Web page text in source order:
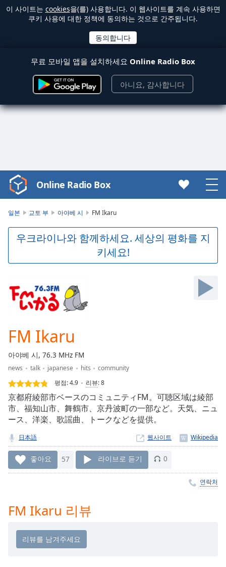
이 사이트는 cookies을(를) 사용합니다. 이 웹사이트를 계속 사용하면
쿠키 사용에 대한 정책에 동의하는 것으로 간주됩니다.
무료 모바일 앱을 설치하세요 Online Radio Box
아니요, 감사합니다
Video
Player
Play
Video
Skip
Skip
Forward
Mute
Loaded
0.00%
Stream
TypeLIVE
Seek to
live,
currently
live
LIVE
Remaining
Time-
Rate
Chapters
Chapters
Online Radio Box
일본 교토 부 아야베 시 FM Ikaru
우크라이나와 함께하세요. 세상의 평화를 지
키세요!
FM Ikaru
아야베 시, 76.3 MHz FM
news talk japanese hits
community
평점:4.9 리뷰:8
京都府綾部市ベースのコミュニティFM。可聴区域は綾部
市、福知山市、舞鶴市、京丹波町の一部など。天気、ニュ
ース、洋楽、歌謡曲、トークなどを提供。
日本語 웹사이트
좋아요 57 라이브로 듣기 0
연락처
FM Ikaru 리뷰